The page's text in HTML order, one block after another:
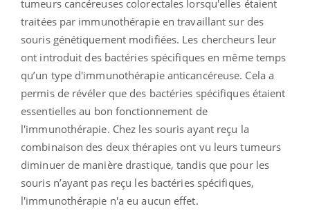
tumeurs cancéreuses colorectales lorsqu'elles étaient
traitées par immunothérapie en travaillant sur des
souris génétiquement modifiées. Les chercheurs leur
ont introduit des bactéries spécifiques en même temps
qu’un type d'immunothérapie anticancéreuse. Cela a
permis de révéler que des bactéries spécifiques étaient
essentielles au bon fonctionnement de
l'immunothérapie. Chez les souris ayant reçu la
combinaison des deux thérapies ont vu leurs tumeurs
diminuer de manière drastique, tandis que pour les
souris n’ayant pas reçu les bactéries spécifiques,
l'immunothérapie n'a eu aucun effet.